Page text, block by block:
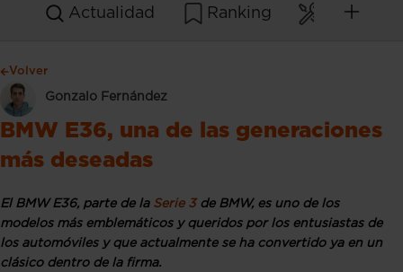
Actualidad Ranking
Volver
Gonzalo Fernández
BMW E36, una de las generaciones
más deseadas
El BMW E36, parte de la Serie 3de BMW, es uno de los
modelos más emblemáticos y queridos por los entusiastas de
los automóviles y que actualmente se ha convertido ya en un
clásico dentro de la firma.